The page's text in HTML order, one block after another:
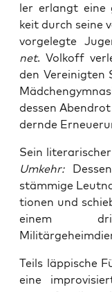
ler erlangt eine
keit durch sei­ne
vor­ge­leg­te
net. Vol­koff
den Ver­ei­nig­ten
des­sen
dern­de
Sein
Umkehr:
stäm­mi­ge
tio­nen und
einem
Teils läp­pi­sche
eine